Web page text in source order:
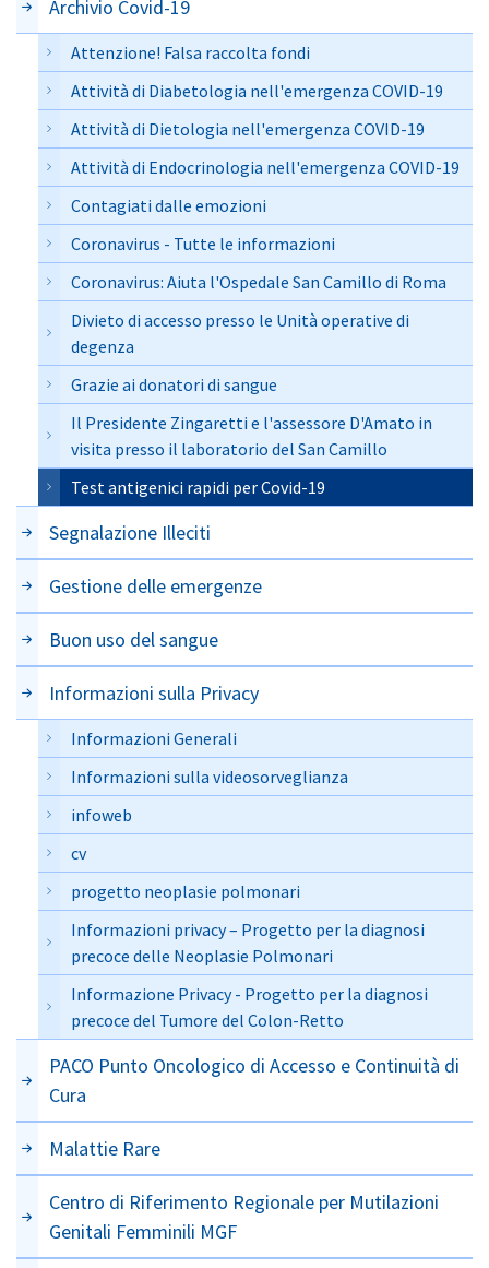
Archivio Covid-19
Attenzione! Falsa raccolta fondi
Attività di Diabetologia nell'emergenza COVID-19
Attività di Dietologia nell'emergenza COVID-19
Attività di Endocrinologia nell'emergenza COVID-19
Contagiati dalle emozioni
Coronavirus - Tutte le informazioni
Coronavirus: Aiuta l'Ospedale San Camillo di Roma
Divieto di accesso presso le Unità operative di
degenza
Grazie ai donatori di sangue
Il Presidente Zingaretti e l'assessore D'Amato in
visita presso il laboratorio del San Camillo
Test antigenici rapidi per Covid-19
Segnalazione Illeciti
Gestione delle emergenze
Buon uso del sangue
Informazioni sulla Privacy
Informazioni Generali
Informazioni sulla videosorveglianza
infoweb
cv
progetto neoplasie polmonari
Informazioni privacy – Progetto per la diagnosi
precoce delle Neoplasie Polmonari
Informazione Privacy - Progetto per la diagnosi
precoce del Tumore del Colon-Retto
PACO Punto Oncologico di Accesso e Continuità di
Cura
Malattie Rare
Centro di Riferimento Regionale per Mutilazioni
Genitali Femminili MGF